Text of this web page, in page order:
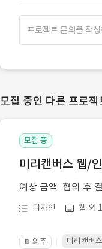
프로젝트 문의를 작
모집 중인 다른 프로젝
모집 중
미리캔버스 웹/
예상 금액 협의 후
디자인 웹 외
📔 외주 미리캔버스